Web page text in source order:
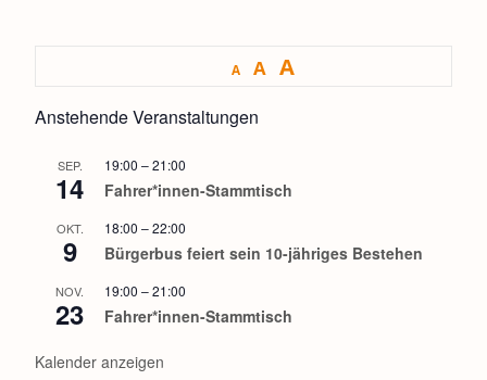
A A A
Anstehende Veranstaltungen
SEP.
14
19:00 –21:00
Fahrer*innen-Stammtisch
OKT.
9
18:00 –22:00
Bürgerbus feiert sein 10-jähriges Bestehen
NOV.
23
19:00 –21:00
Fahrer*innen-Stammtisch
Kalender anzeigen